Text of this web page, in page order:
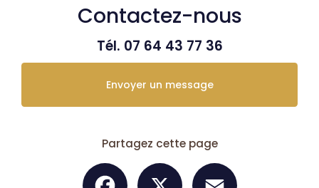
Contactez-nous
Tél. 07 64 43 77 36
Envoyer un message
Partagez cette page
Facebook